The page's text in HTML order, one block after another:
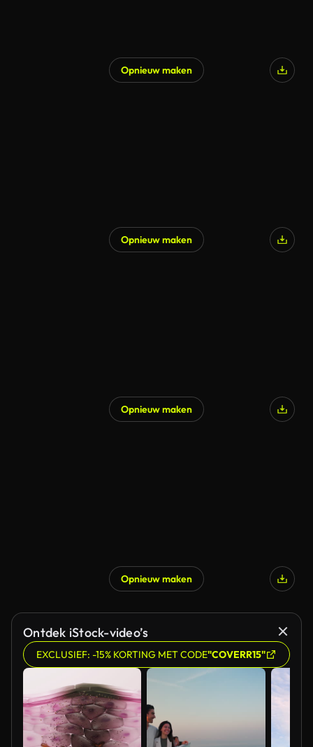
Opnieuw maken
Opnieuw maken
Opnieuw maken
Opnieuw maken
Ontdek iStock-video’s
EXCLUSIEF: -15% KORTING MET CODE"COVERR15"